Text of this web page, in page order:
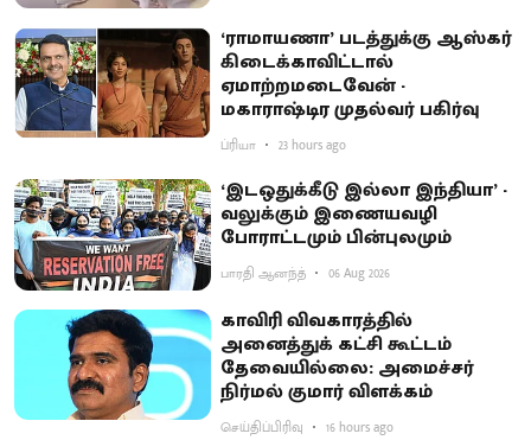
‘ராமாயணா’ படத்துக்கு ஆஸ்கர்
கிடைக்காவிட்டால்
ஏமாற்றமடைவேன் -
மகாராஷ்டிர முதல்வர் பகிர்வு
ப்ரியா 23 hours ago
‘இடஒதுக்கீடு இல்லா இந்தியா’ -
வலுக்கும் இணையவழி
போராட்டமும் பின்புலமும்
பாரதி ஆனந்த் 06 Aug 2026
காவிரி விவகாரத்தில்
அனைத்துக் கட்சி கூட்டம்
தேவையில்லை: அமைச்சர்
நிர்மல் குமார் விளக்கம்
செய்திப்பிரிவு 16 hours ago